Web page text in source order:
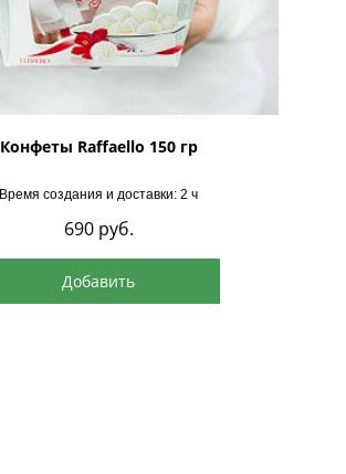
Конфеты Raffaello 150 гр
Время создания и доставки: 2 ч
690 руб.
Добавить